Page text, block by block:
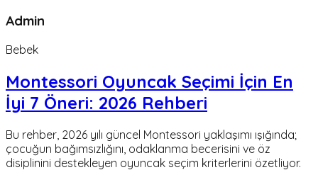
Admin
Bebek
Montessori Oyuncak Seçimi İçin En
İyi 7 Öneri: 2026 Rehberi
Bu rehber, 2026 yılı güncel Montessori yaklaşımı ışığında;
çocuğun bağımsızlığını, odaklanma becerisini ve öz
disiplinini destekleyen oyuncak seçim kriterlerini özetliyor.